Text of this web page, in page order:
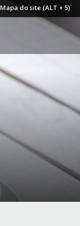
Mapa do site (ALT + 5)